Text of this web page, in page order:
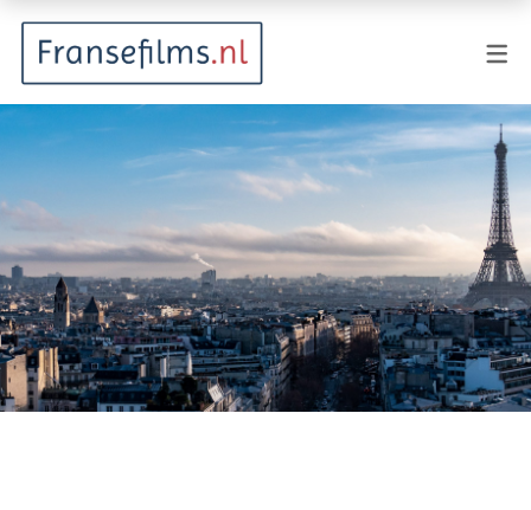
Animatie
Documentaire
Drama
Fantasy
Horror